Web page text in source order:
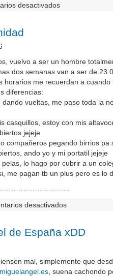
desactivadosen
Humor
vuelvo a ser un hombre
dos semanas van a ser de
horarios me recuerdan a cuando
diferencias:
vueltas, me paso toda la
casquillos, estoy con mis
jejeje
compañeros pegando birrios pa
ando yo y mi portatil jejeje
lo hago por cubrir a un
me pagan tb un plus pero es lo
desactivadosen
Vuelvo
de España xDD
mal, simplemente que
miguelangel.es , suena cachondo